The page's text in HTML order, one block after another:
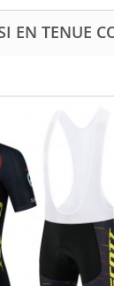
EN TENUE